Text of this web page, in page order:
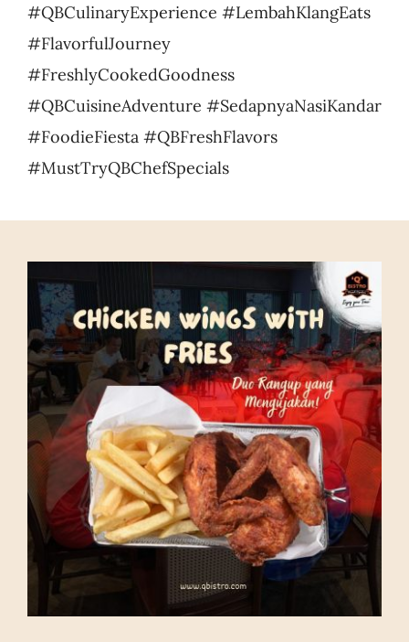
#QBCulinaryExperience #LembahKlangEats
#FlavorfulJourney
#FreshlyCookedGoodness
#QBCuisineAdventure #SedapnyaNasiKandar
#FoodieFiesta #QBFreshFlavors
#MustTryQBChefSpecials